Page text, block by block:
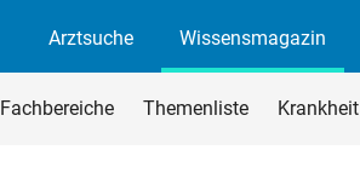
Arztsuche
Wissensmagazin
Fachbereiche Themenliste Krankheit